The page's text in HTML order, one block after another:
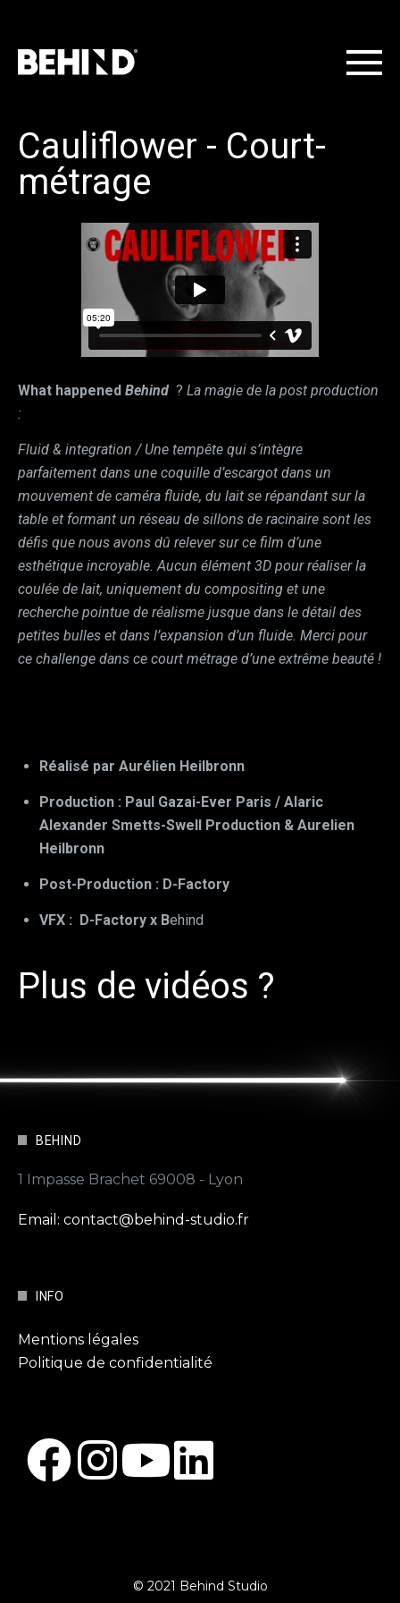
Cauliflower - Court-
métrage
What happened Behind ? La magie de la post production
:
Fluid & integration / Une tempête qui s’intègre
parfaitement dans une coquille d’escargot dans un
mouvement de caméra fluide, du lait se répandant sur la
table et formant un réseau de sillons de racinaire sont les
défis que nous avons dû relever sur ce film d’une
esthétique incroyable. Aucun élément 3D pour réaliser la
coulée de lait, uniquement du compositing et une
recherche pointue de réalisme jusque dans le détail des
petites bulles et dans l’expansion d’un fluide. Merci pour
ce challenge dans ce court métrage d’une extrême beauté !
Réalisé par Aurélien Heilbronn
Production : Paul Gazai-Ever Paris / Alaric
Alexander Smetts-Swell Production & Aurelien
Heilbronn
Post-Production : D-Factory
VFX : D-Factory x Behind
Plus de vidéos ?
BEHIND
1 Impasse Brachet 69008 - Lyon
Email: contact@behind-studio.fr
INFO
Mentions légales
Politique de confidentialité
© 2021 Behind Studio